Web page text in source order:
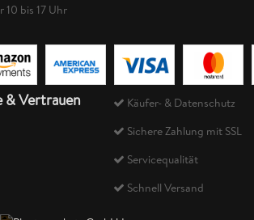
bis 17 Uhr
& Vertrauen
Käufer- & Datenschutz
Sichere Zahlung mit SSL
Servicequalität
Schnell Versand